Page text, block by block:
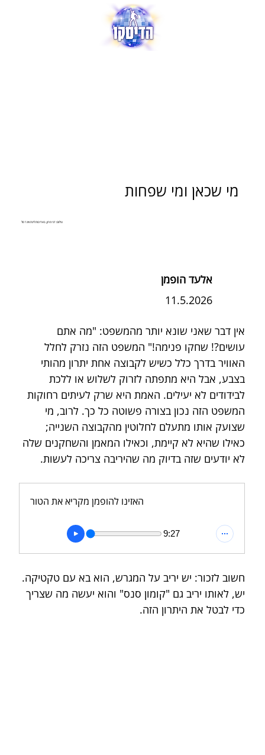
אין דבר שאני שונא יותר מהמשפט: "מה אתם
עושים?! שחקו פנימה!" המשפט הזה נזרק לחלל
האוויר בדרך כלל כשיש לקבוצה אחת יתרון מהותי
בצבע, אבל היא מתפתה לזרוק לשלוש או ללכת
לבידודים לא יעילים. האמת היא שרק לעיתים רחוקות
המשפט הזה נכון בצורה פשוטה כל כך. לרוב, מי
שצועק אותו מתעלם לחלוטין מהקבוצה השנייה;
כאילו שהיא לא קיימת, וכאילו המאמן והשחקנים שלה
לא יודעים שזה בדיוק מה שהיריבה צריכה לעשות.
האזינו להופמן מקריא את הטור
9:27
חשוב לזכור: יש יריב על המגרש, הוא בא עם טקטיקה.
יש, לאותו יריב גם "קומון סנס" והוא יעשה מה שצריך
כדי לבטל את היתרון הזה.
אלעד הופמן
11.5.2026
צילום: דני מרון, באדיבות ליגת ווינר סל
מי שכאן ומי שפחות